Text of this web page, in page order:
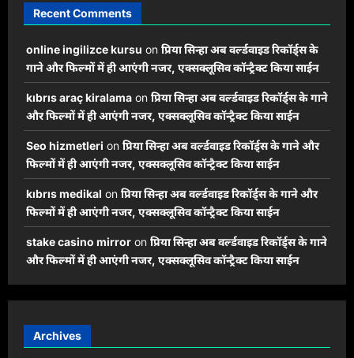
Recent Comments
online ingilizce kursu on प्रिया सिन्हा अब वर्ल्डवाइड रिकॉर्ड्स के
गाने और फिल्मों में ही आएंगी नजर, एक्सक्लूसिव कॉन्ट्रैक्ट किया साईन
kıbrıs araç kiralama on प्रिया सिन्हा अब वर्ल्डवाइड रिकॉर्ड्स के गाने
और फिल्मों में ही आएंगी नजर, एक्सक्लूसिव कॉन्ट्रैक्ट किया साईन
Seo hizmetleri on प्रिया सिन्हा अब वर्ल्डवाइड रिकॉर्ड्स के गाने और
फिल्मों में ही आएंगी नजर, एक्सक्लूसिव कॉन्ट्रैक्ट किया साईन
kıbrıs medikal on प्रिया सिन्हा अब वर्ल्डवाइड रिकॉर्ड्स के गाने और
फिल्मों में ही आएंगी नजर, एक्सक्लूसिव कॉन्ट्रैक्ट किया साईन
stake casino mirror on प्रिया सिन्हा अब वर्ल्डवाइड रिकॉर्ड्स के गाने
और फिल्मों में ही आएंगी नजर, एक्सक्लूसिव कॉन्ट्रैक्ट किया साईन
Archives